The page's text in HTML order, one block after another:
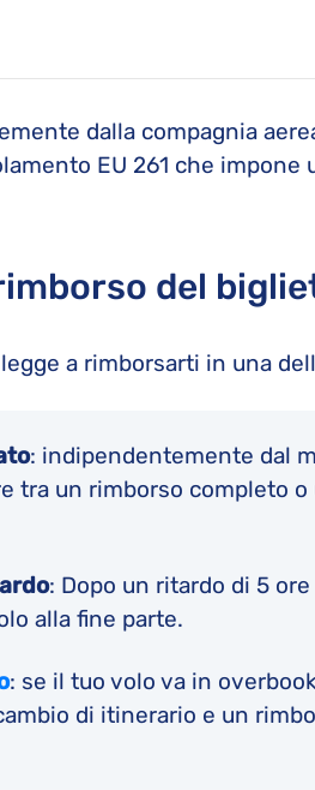
dalla compagnia
EU 261 che
del
a rimborsarti in una
: indipendentemente dal
tra un rimborso completo
: Dopo un ritardo di 5
alla fine parte.
: se il tuo volo va in
di itinerario e un